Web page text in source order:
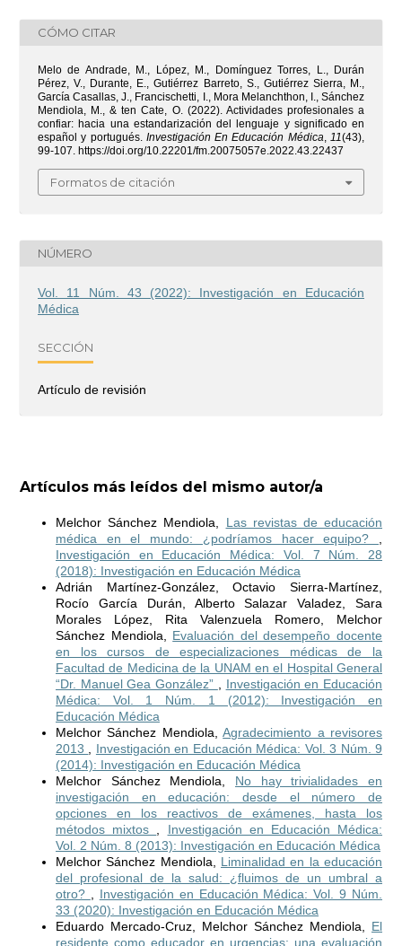
CÓMO CITAR
Melo de Andrade, M., López, M., Domínguez Torres, L., Durán
Pérez, V., Durante, E., Gutiérrez Barreto, S., Gutiérrez Sierra, M.,
García Casallas, J., Francischetti, I., Mora Melanchthon, I., Sánchez
Mendiola, M., & ten Cate, O. (2022). Actividades profesionales a
confiar: hacia una estandarización del lenguaje y significado en
español y portugués. Investigación En Educación Médica 11(43),
99-107. https://doi.org/10.22201/fm.20075057e.2022.43.22437
Formatos de citación
NÚMERO
Vol. 11 Núm. 43 (2022): Investigación en Educación
Médica
SECCIÓN
Artículo de revisión
Artículos más leídos del mismo autor/a
Melchor Sánchez Mendiola, Las revistas de educación
médica en el mundo: ¿podríamos hacer equipo?
Investigación en Educación Médica: Vol. 7 Núm. 28
(2018): Investigación en Educación Médica
Adrián Martínez-González, Octavio Sierra-Martínez,
Rocío García Durán, Alberto Salazar Valadez, Sara
Morales López, Rita Valenzuela Romero, Melchor
Sánchez Mendiola, Evaluación del desempeño docente
en los cursos de especializaciones médicas de la
Facultad de Medicina de la UNAM en el Hospital General
“Dr. Manuel Gea González”
Investigación en Educación
Médica: Vol. 1 Núm. 1 (2012): Investigación en
Educación Médica
Melchor Sánchez Mendiola,Agradecimiento a revisores
2013
Investigación en Educación Médica: Vol. 3 Núm. 9
(2014): Investigación en Educación Médica
Melchor Sánchez Mendiola, No hay trivialidades en
investigación en educación: desde el número de
opciones en los reactivos de exámenes, hasta los
métodos mixtos
Investigación en Educación Médica:
Vol. 2 Núm. 8 (2013): Investigación en Educación Médica
Melchor Sánchez Mendiola, Liminalidad en la educación
del profesional de la salud: ¿fluimos de un umbral a
otro?
Investigación en Educación Médica: Vol. 9 Núm.
33 (2020): Investigación en Educación Médica
Eduardo Mercado-Cruz, Melchor Sánchez Mendiola, El
residente como educador en urgencias: una evaluación